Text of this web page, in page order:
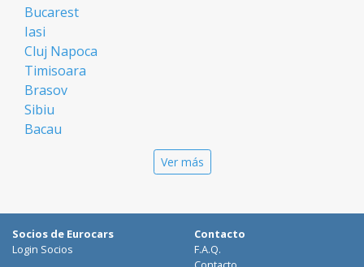
Bucarest
Iasi
Cluj Napoca
Timisoara
Brasov
Sibiu
Bacau
Galati
Suceava
Ver más
Socios de Eurocars
Login Socios
Contacto
F.A.Q.